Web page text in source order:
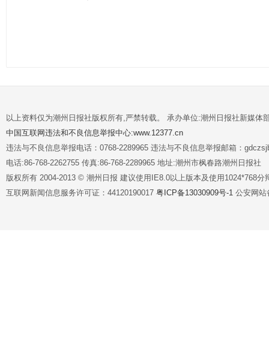
以上资料仅为潮州日报社版权所有,严禁转载。 承办单位:潮州日报社新媒体
中国互联网违法和不良信息举报中心:www.12377.cn
违法与不良信息举报电话：0768-2289965 违法与不良信息举报邮箱：
电话:86-768-2262755 传真:86-768-2289965 地址:潮州市枫春路潮州日报社
版权所有 2004-2013 © 潮州日报 建议使用IE8.0以上版本及使用1024*768分
互联网新闻信息服务许可证：44120190017 粤ICP备13030909号-1 公安网站